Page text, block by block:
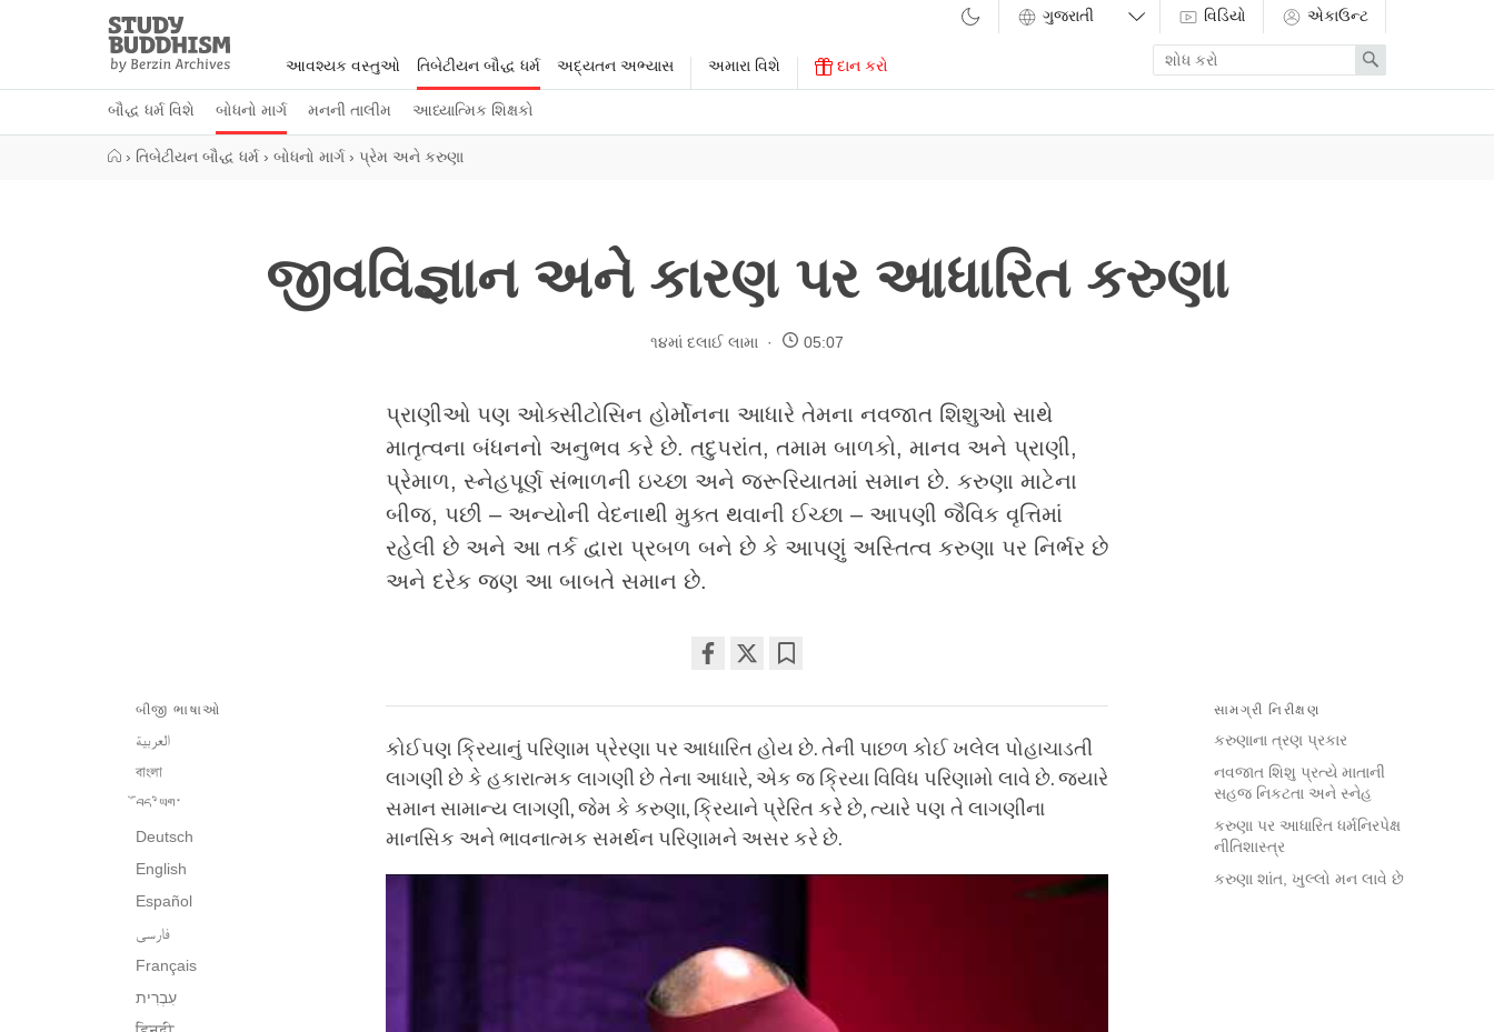
Study
Buddhism
Home
આવશ્યક વસ્તુઓ તિબેટીયન બૌદ્ધ ધર્મ
બૌદ્ધ ધર્મ વિશે બોધનો માર્ગ મનની તાલીમ આધ્યાત્મિક શિક્ષકો
અદ્યતન અભ્યાસ અમારા વિશે દાન કરો
વિડિયો એકાઉન્ટ
Enter
search
term
Search
› તિબેટીયન બૌદ્ધ ધર્મ › બોધનો માર્ગ › પ્રેમ અને કરુણા
જીવવિજ્ઞાન અને કારણ પર આધારિત કરુણા
૧૪માં દલાઈ લામા 05:07
પ્રાણીઓ પણ ઓક્સીટોસિન હોર્મોનના આધારે તેમના નવજાત શિશુઓ સાથે
માતૃત્વના બંધનનો અનુભવ કરે છે. તદુપરાંત, તમામ બાળકો, માનવ અને પ્રાણી,
પ્રેમાળ, સ્નેહપૂર્ણ સંભાળની ઇચ્છા અને જરૂરિયાતમાં સમાન છે. કરુણા માટેના
બીજ, પછી – અન્યોની વેદનાથી મુક્ત થવાની ઈચ્છા – આપણી જૈવિક વૃત્તિમાં
રહેલી છે અને આ તર્ક દ્વારા પ્રબળ બને છે કે આપણું અસ્તિત્વ કરુણા પર નિર્ભર છે
અને દરેક જણ આ બાબતે સમાન છે.
on
facebook
સામગ્રી નિરીક્ષણ
કરુણાના ત્રણ પ્રકાર
નવજાત શિશુ પ્રત્યે માતાની
સહજ નિકટતા અને સ્નેહ
કરુણા પર આધારિત ધર્મનિરપેક્ષ
નીતિશાસ્ત્ર
કરુણા શાંત, ખુલ્લો મન લાવે છે
બીજી ભાષાઓ
العربية
বাংলা
བོད་ཡིག་
Deutsch
English
Español
فارسی
Français
કોઈપણ ક્રિયાનું પરિણામ પ્રેરણા પર આધારિત હોય છે. તેની પાછળ કોઈ ખલેલ પોહાચાડતી
લાગણી છે કે હકારાત્મક લાગણી છે તેના આધારે, એક જ ક્રિયા વિવિધ પરિણામો લાવે છે. જ્યારે
સમાન સામાન્ય લાગણી, જેમ કે કરુણા, ક્રિયાને પ્રેરિત કરે છે, ત્યારે પણ તે લાગણીના
માનસિક અને ભાવનાત્મક સમર્થન પરિણામને અસર કરે છે.